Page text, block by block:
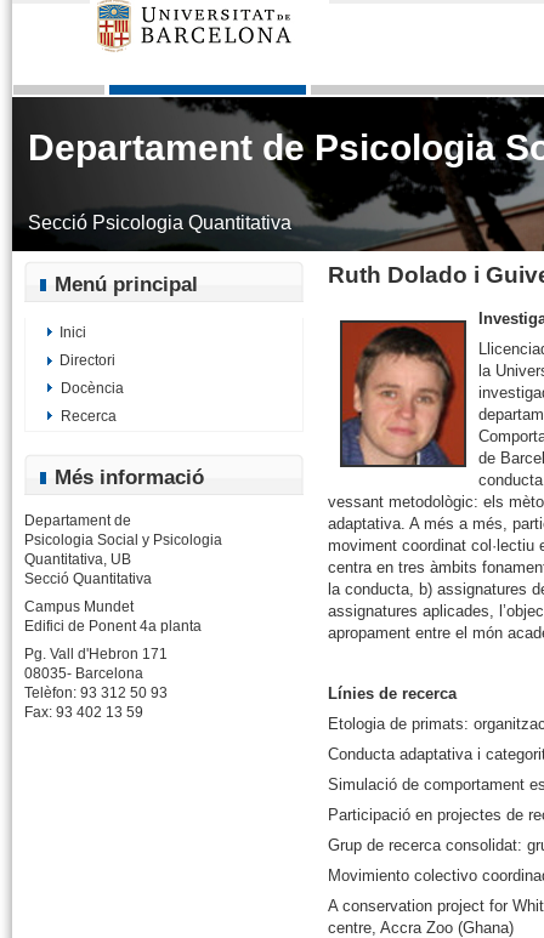
Departament de Psicologia
Secció Psicologia Quantitativa
Menú principal
Inici
Directori
Docència
Recerca
Més informació
Departament de
Psicologia Social y Psicologia
Quantitativa, UB
Secció Quantitativa
Campus Mundet
Edifici de Ponent 4a planta
Pg. Vall d'Hebron 171
08035- Barcelona
Telèfon: 93 312 50 93
Fax: 93 402 13 59
Ruth Dolado i
la
de
vessant metodològic: els
adaptativa. A més a més,
moviment coordinat
centra en tres àmbits
la conducta, b) assignatures
assignatures aplicades,
apropament entre el món
Línies de recerca
Etologia de primats:
Conducta adaptativa i
Simulació de comportament
Participació en projectes de
Grup de recerca consolidat:
Movimiento colectivo
A conservation project for
centre, Accra Zoo (Ghana)